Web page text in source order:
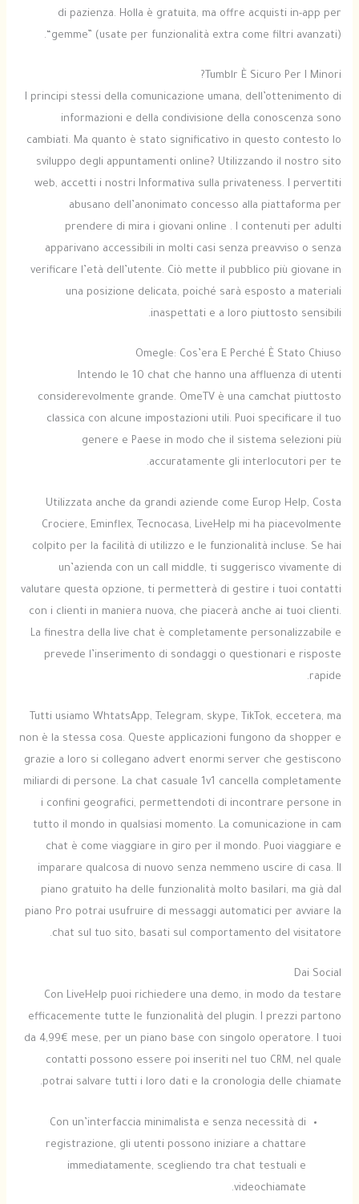
di pazienza. Holla è gratuita, ma offre acquisti in-app per
“gemme” (usate per funzionalità extra come filtri avanzati).
Tumblr È Sicuro Per I Minori?
I principi stessi della comunicazione umana, dell’ottenimento di
informazioni e della condivisione della conoscenza sono
cambiati. Ma quanto è stato significativo in questo contesto lo
sviluppo degli appuntamenti online? Utilizzando il nostro sito
web, accetti i nostri Informativa sulla privateness. I pervertiti
abusano dell’anonimato concesso alla piattaforma per
prendere di mira i giovani online . I contenuti per adulti
apparivano accessibili in molti casi senza preavviso o senza
verificare l’età dell’utente. Ciò mette il pubblico più giovane in
una posizione delicata, poiché sarà esposto a materiali
inaspettati e a loro piuttosto sensibili.
Omegle: Cos’era E Perché È Stato Chiuso
Intendo le 10 chat che hanno una affluenza di utenti
considerevolmente grande. OmeTV è una camchat piuttosto
classica con alcune impostazioni utili. Puoi specificare il tuo
genere e Paese in modo che il sistema selezioni più
accuratamente gli interlocutori per te.
Utilizzata anche da grandi aziende come Europ Help, Costa
Crociere, Eminflex, Tecnocasa, LiveHelp mi ha piacevolmente
colpito per la facilità di utilizzo e le funzionalità incluse. Se hai
un’azienda con un call middle, ti suggerisco vivamente di
valutare questa opzione, ti permetterà di gestire i tuoi contatti
con i clienti in maniera nuova, che piacerà anche ai tuoi clienti.
La finestra della live chat è completamente personalizzabile e
prevede l’inserimento di sondaggi o questionari e risposte
rapide.
Tutti usiamo WhtatsApp, Telegram, skype, TikTok, eccetera, ma
non è la stessa cosa. Queste applicazioni fungono da shopper e
grazie a loro si collegano advert enormi server che gestiscono
miliardi di persone. La chat casuale 1v1 cancella completamente
i confini geografici, permettendoti di incontrare persone in
tutto il mondo in qualsiasi momento. La comunicazione in cam
chat è come viaggiare in giro per il mondo. Puoi viaggiare e
imparare qualcosa di nuovo senza nemmeno uscire di casa. Il
piano gratuito ha delle funzionalità molto basilari, ma già dal
piano Pro potrai usufruire di messaggi automatici per avviare la
chat sul tuo sito, basati sul comportamento del visitatore.
Dai Social
Con LiveHelp puoi richiedere una demo, in modo da testare
efficacemente tutte le funzionalità del plugin. I prezzi partono
da 4,99€ mese, per un piano base con singolo operatore. I tuoi
contatti possono essere poi inseriti nel tuo CRM, nel quale
potrai salvare tutti i loro dati e la cronologia delle chiamate.
Con un’interfaccia minimalista e senza necessità di
registrazione, gli utenti possono iniziare a chattare
immediatamente, scegliendo tra chat testuali e
videochiamate.